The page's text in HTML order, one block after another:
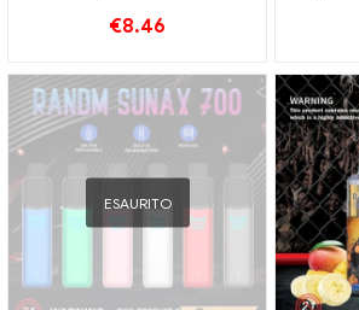
€8.46
ESAURITO